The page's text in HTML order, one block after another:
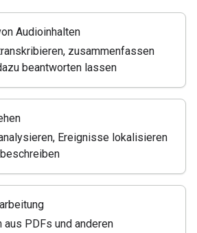
Audioinhalten
zusammenfassen
beantworten lassen
Ereignisse lokalisieren
aus PDFs und anderen